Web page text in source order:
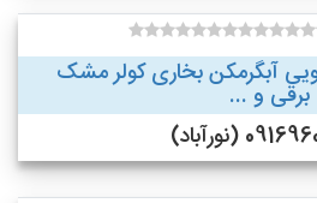
آبگرمکن بخاری کولر مشک
برقی و ...
(نورآباد)